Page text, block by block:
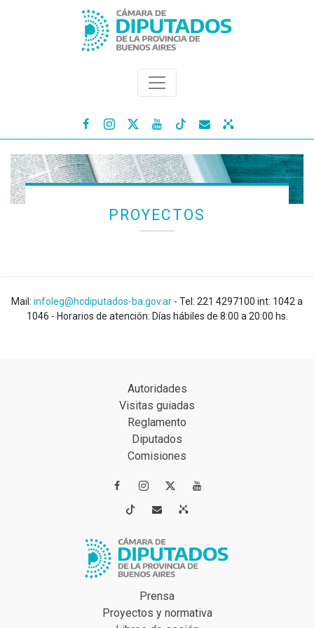
   
PROYECTOS
Mail: infoleg@hcdiputados-ba.gov.ar - Tel: 221 4297100 int: 1042 a
1046 - Horarios de atención: Días hábiles de 8:00 a 20:00 hs.
Autoridades
Visitas guiadas
Reglamento
Diputados
Comisiones
 
 
Prensa
Proyectos y normativa